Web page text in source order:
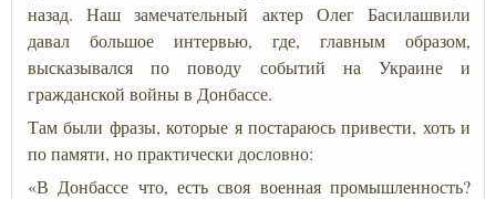
назад. Наш замечательный актер Олег Басилашвили
давал большое интервью, где, главным образом,
высказывался по поводу событий на Украине и
гражданской войны в Донбассе.
Там были фразы, которые я постараюсь привести, хоть и
по памяти, но практически дословно:
«В Донбассе что, есть своя военная промышленность?